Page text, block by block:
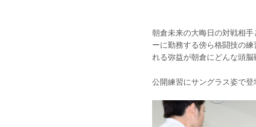
朝倉未来の大晦日の対戦相
ーに勤務する傍ら格闘技の
れる弥益が朝倉にどんな頭脳
公開練習にサングラス姿で